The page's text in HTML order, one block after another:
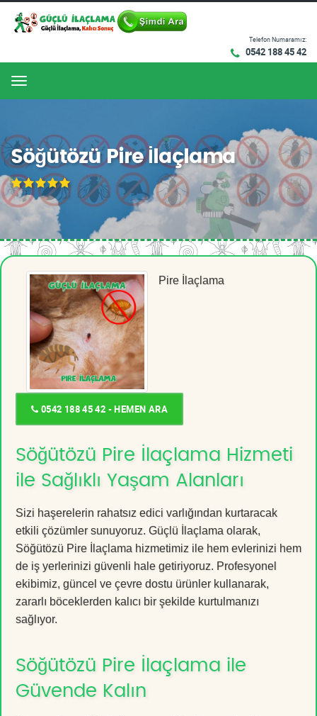
Telefon Numaramız:
0542 188 45 42
Menu
Söğütözü Pire İlaçlama
Pire İlaçlama
0542 188 45 42 - HEMEN ARA
Söğütözü Pire İlaçlama Hizmeti
ile Sağlıklı Yaşam Alanları
Sizi haşerelerin rahatsız edici varlığından kurtaracak
etkili çözümler sunuyoruz. Güçlü İlaçlama olarak,
Söğütözü Pire İlaçlama hizmetimiz ile hem evlerinizi hem
de iş yerlerinizi güvenli hale getiriyoruz. Profesyonel
ekibimiz, güncel ve çevre dostu ürünler kullanarak,
zararlı böceklerden kalıcı bir şekilde kurtulmanızı
sağlıyor.
Söğütözü Pire İlaçlama ile
Güvende Kalın